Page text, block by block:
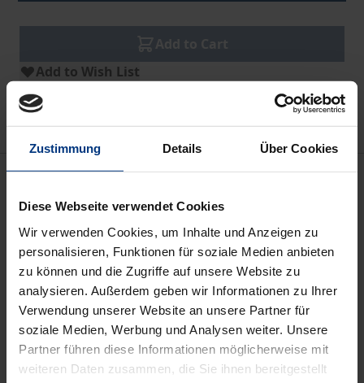
Zustimmung Details Über Cookies
Diese Webseite verwendet Cookies
Wir verwenden Cookies, um Inhalte und Anzeigen zu
personalisieren, Funktionen für soziale Medien anbieten
zu können und die Zugriffe auf unsere Website zu
analysieren. Außerdem geben wir Informationen zu Ihrer
Verwendung unserer Website an unsere Partner für
soziale Medien, Werbung und Analysen weiter. Unsere
Partner führen diese Informationen möglicherweise mit
weiteren Daten zusammen, die Sie ihnen bereitgestellt
Add to Wish List
Delivery cost notice
Description
Märkte mit netzgebundener Leistungserbringung
(wie Telekommunikations- oder Energienetze) sind
heute von zentraler Bedeutung. Im Rahmen der
Privatisierungs- und Deregulierungsdiskussion
spielt der Wettbewerb eine herausragende Rolle.
Dabei stellt sich vor allem die Frage, wie die in diesen
Bereichen bestehenden alten – oft staatlichen –